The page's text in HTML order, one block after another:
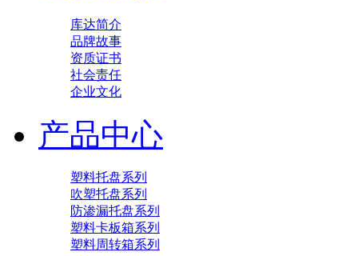
库达简介
品牌故事
资质证书
社会责任
企业文化
产品中心
塑料托盘系列
吹塑托盘系列
防渗漏托盘系列
塑料卡板箱系列
塑料周转箱系列